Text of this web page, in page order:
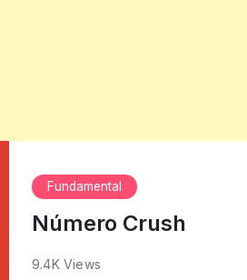
Fundamental
Número Crush
9.4K Views